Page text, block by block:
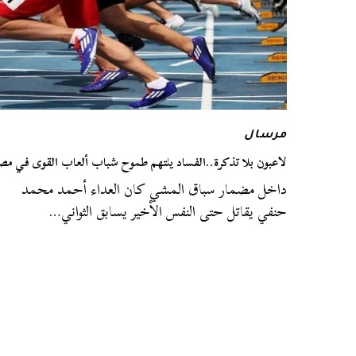
مرسال
لاعبون بلا تذكرة..الفساد يلتهم طموح شباب ألعاب القوى في
داخل مضمار سباق المشي كان العداء أحمد محمد
حنفي يقاتل حتى النفس الأخير يسابق الثواني…